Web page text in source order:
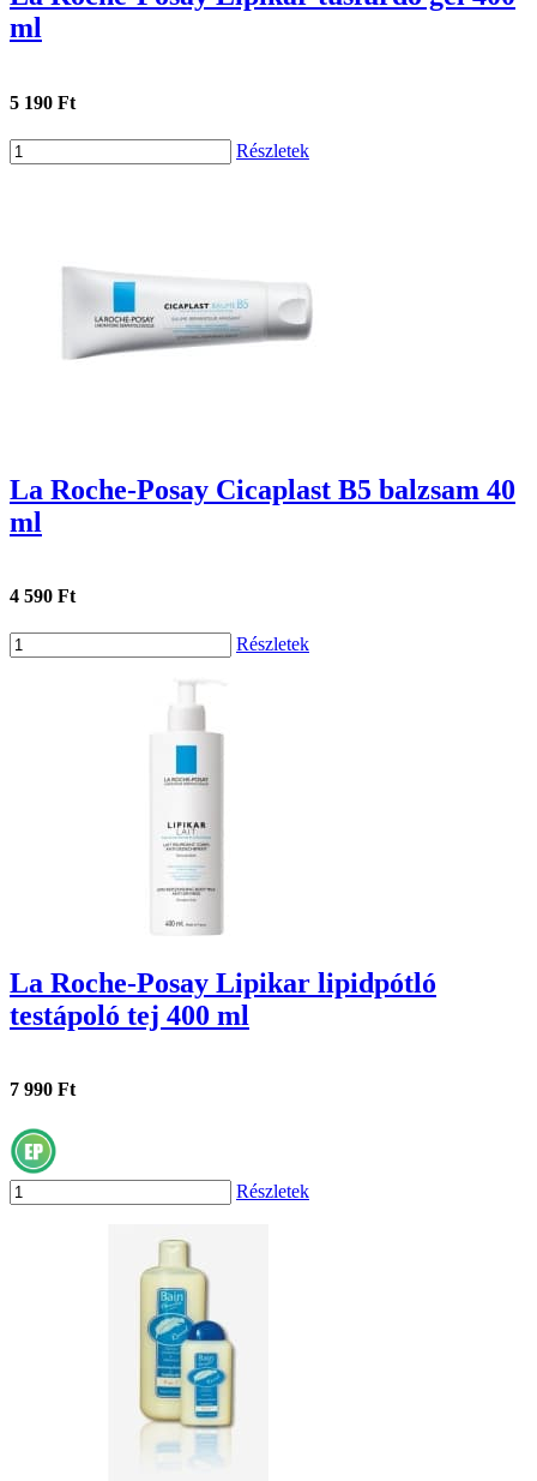
ml
5 190 Ft
Részletek
La Roche-Posay Cicaplast B5 balzsam 40
ml
4 590 Ft
Részletek
La Roche-Posay Lipikar lipidpótló
testápoló tej 400 ml
7 990 Ft
Részletek